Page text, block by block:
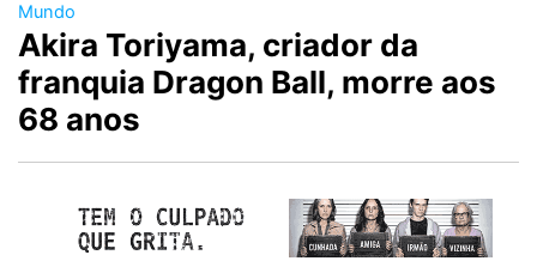
Mundo
Akira Toriyama, criador da
franquia Dragon Ball, morre aos
68 anos